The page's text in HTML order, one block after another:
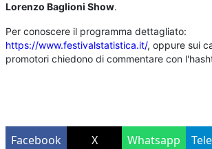
Lorenzo Baglioni Show.
Per conoscere il programma dettagliato:
https://www.festivalstatistica.it/, oppure sui
promotori chiedono di commentare con
Facebook X Whatsapp